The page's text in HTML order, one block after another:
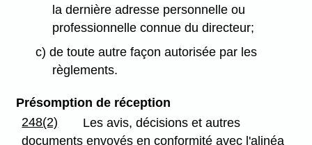
la dernière adresse personnelle ou
professionnelle connue du directeur;
c) de toute autre façon autorisée par les
règlements.
Présomption de réception
248(2)
Les avis, décisions et autres
documents envoyés en conformité avec l'alinéa